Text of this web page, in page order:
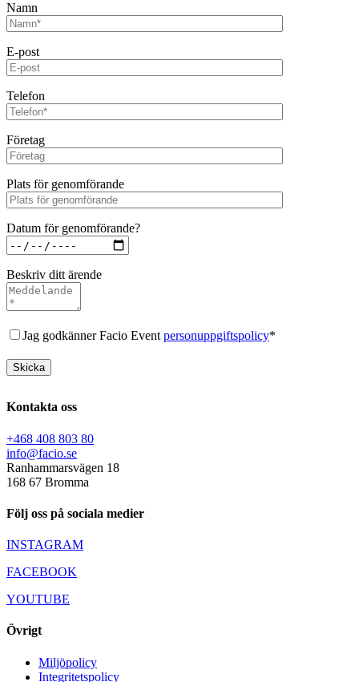
Namn
E-post
Telefon
Företag
Plats för genomförande
Datum för genomförande?
Beskriv ditt ärende
Jag godkänner Facio Event personuppgiftspolicy*
Kontakta oss
+468 408 803 80
info@facio.se
Ranhammarsvägen 18
168 67 Bromma
Följ oss på sociala medier
INSTAGRAM
FACEBOOK
YOUTUBE
Övrigt
Miljöpolicy
Integritetspolicy